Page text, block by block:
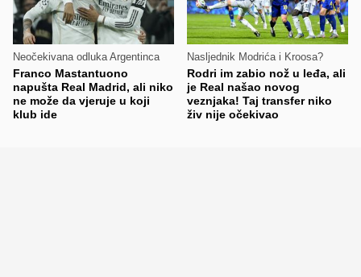
Neočekivana odluka Argentinca
Franco Mastantuono
napušta Real Madrid, ali niko
ne može da vjeruje u koji
klub ide
Nasljednik Modrića i Kroosa?
Rodri im zabio nož u leđa, ali
je Real našao novog
veznjaka! Taj transfer niko
živ nije očekivao